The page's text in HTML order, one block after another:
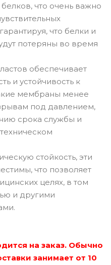
что очень важно
что белки и
потеряны во время
обеспечивает
и устойчивость к
мембраны менее
под давлением,
срока службы и
стойкость, эти
что позволяет
целях, в том
и другими
на заказ. Обычно
занимает от 10